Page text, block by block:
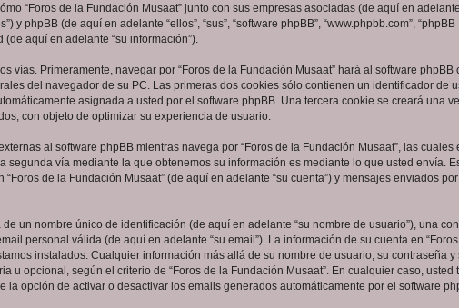
“Foros de la Fundación Musaat” junto con sus empresas asociadas (de aquí en adelante
y phpBB (de aquí en adelante “ellos”, “sus”, “software phpBB”, “www.phpbb.com”,
aquí en adelante “su información”).
vías. Primeramente, navegar por “Foros de la Fundación Musaat” hará al software
del navegador de su PC. Las primeras dos cookies sólo contienen un identificador de
asignada a usted por el software phpBB. Una tercera cookie se creará una
con objeto de optimizar su experiencia de usuario.
al software phpBB mientras navega por “Foros de la Fundación Musaat”, las
segunda vía mediante la que obtenemos su información es mediante lo que usted envía.
“Foros de la Fundación Musaat” (de aquí en adelante “su cuenta”) y mensajes enviados
un nombre único de identificación (de aquí en adelante “su nombre de usuario”), una
personal válida (de aquí en adelante “su email”). La información de su cuenta en
instalados. Cualquier información más allá de su nombre de usuario, su contraseña
u opcional, según el criterio de “Foros de la Fundación Musaat”. En cualquier caso,
la opción de activar o desactivar los emails generados automáticamente por el software